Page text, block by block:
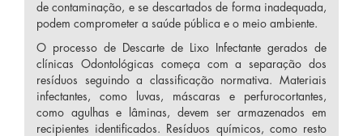
de contaminação, e se descartados de forma inadequada,
podem comprometer a saúde pública e o meio ambiente.
O processo de Descarte de Lixo Infectante gerados de
clínicas Odontológicas começa com a separação dos
resíduos seguindo a classificação normativa. Materiais
infectantes, como luvas, máscaras e perfurocortantes,
como agulhas e lâminas, devem ser armazenados em
recipientes identificados. Resíduos químicos, como resto